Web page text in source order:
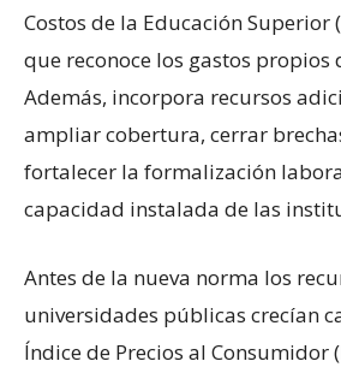
Costos de la Educación Superior
que reconoce los gastos propios
Además, incorpora recursos
ampliar cobertura, cerrar
fortalecer la formalización
capacidad instalada de las
Antes de la nueva norma los
universidades públicas crecían
Índice de Precios al Consumidor